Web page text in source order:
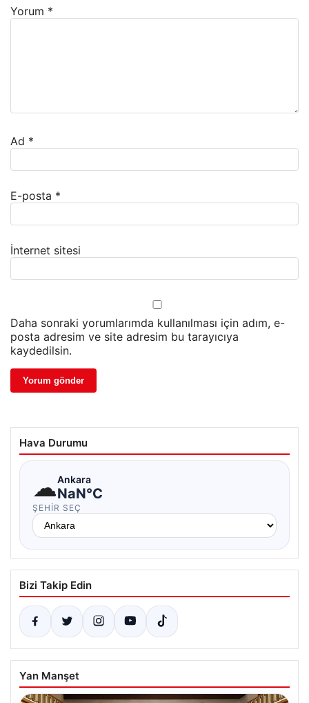
Yorum *
Ad *
E-posta *
İnternet sitesi
Daha sonraki yorumlarımda kullanılması için adım, e-
posta adresim ve site adresim bu tarayıcıya
kaydedilsin.
Hava Durumu
☁Ankara
NaN°C
ŞEHIR SEÇ
Bizi Takip Edin
Yan Manşet